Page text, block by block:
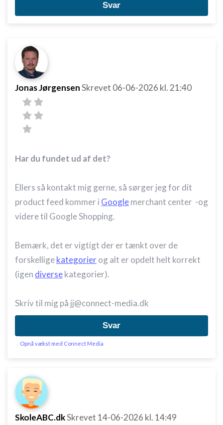
Svar
Jonas JørgensenSkrevet 06-06-2026 kl. 21:40
Har du fundet ud af det?
Ellers så kontakt mig gerne, så sørger jeg for dit
product feed kommer i Googlemerchant center -og
videre til Google Shopping.
Bemærk, det er vigtigt der er tænkt over de
forskelligekategorierog alt er opdelt helt korrekt
(igen diversekategorier).
Skriv til mig på jj@connect-media.dk
Svar
Opnå vækst med Connect Media
SkoleABC.dkSkrevet 14-06-2026 kl. 14:49